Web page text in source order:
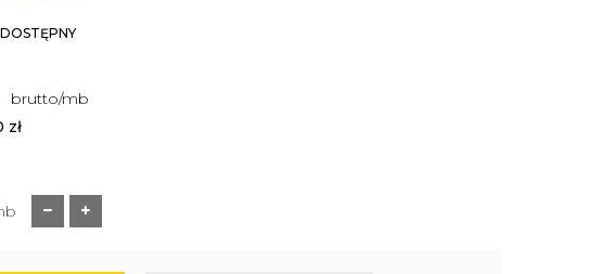
DOSTĘPNY
brutto/mb
zł